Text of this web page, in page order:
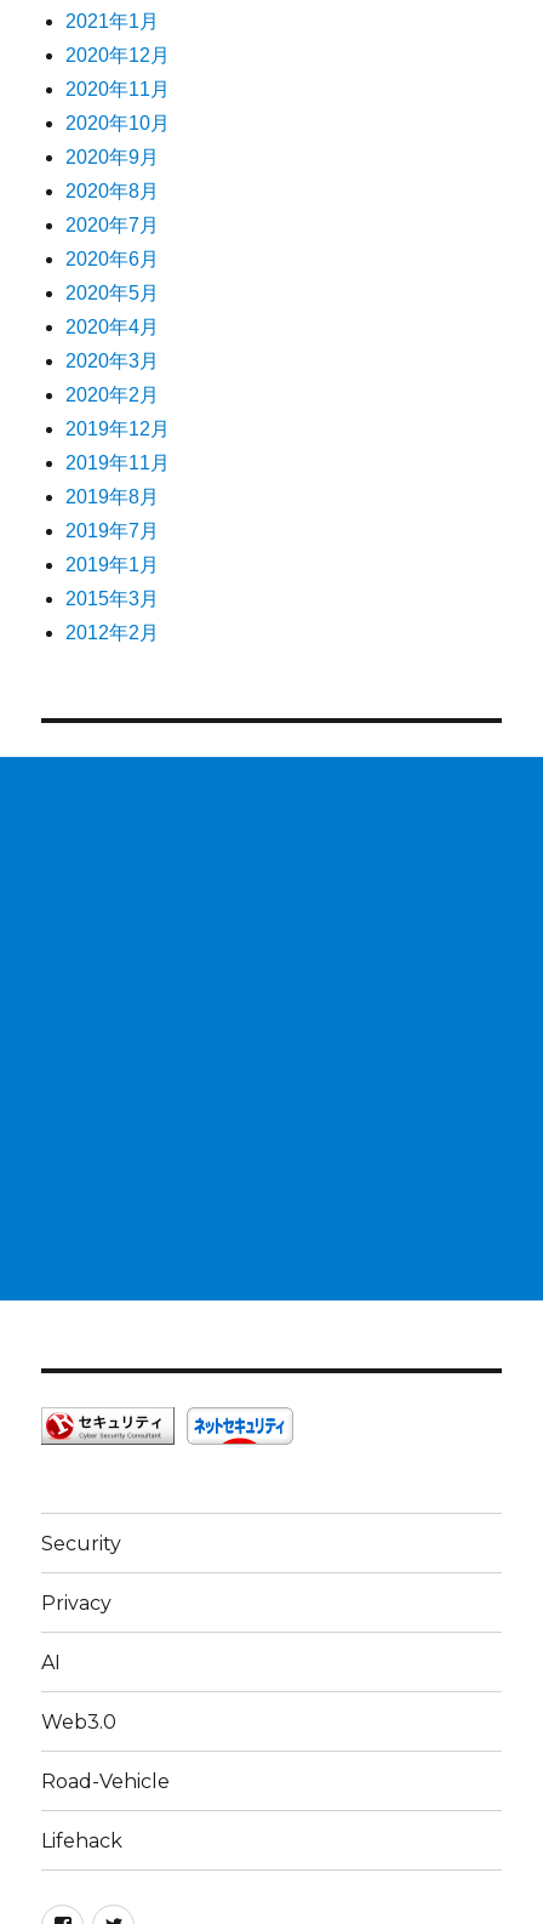
2021年1月
2020年12月
2020年11月
2020年10月
2020年9月
2020年8月
2020年7月
2020年6月
2020年5月
2020年4月
2020年3月
2020年2月
2019年12月
2019年11月
2019年8月
2019年7月
2019年1月
2015年3月
2012年2月
Security
Privacy
AI
Web3.0
Road-Vehicle
Lifehack